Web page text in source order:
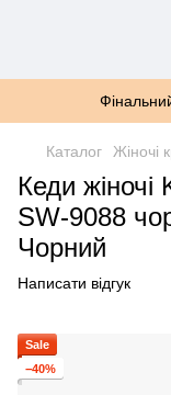
Каталог Жіночі
Кеди жіночі
SW-9088
Чорний
Написати відгук
Sale
−40%